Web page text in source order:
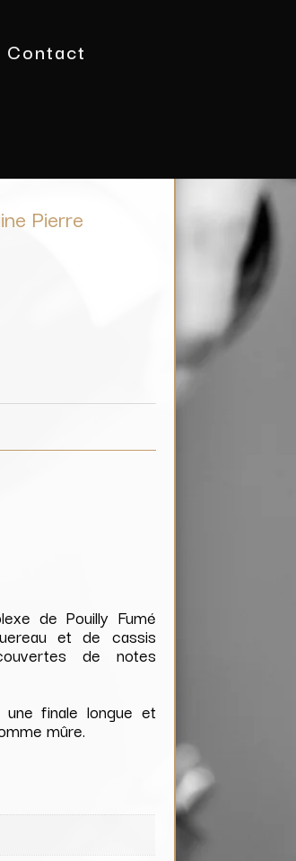
Contact
Pierre
de Pouilly Fumé
et de cassis
de notes
finale longue et
mûre.